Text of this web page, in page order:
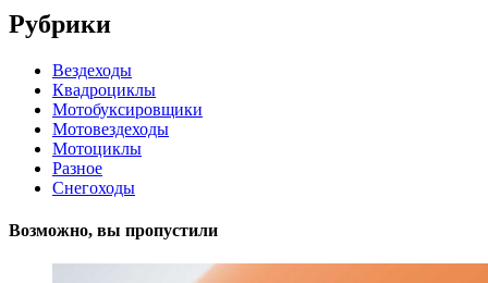
Рубрики
Вездеходы
Квадроциклы
Мотобуксировщики
Мотовездеходы
Мотоциклы
Разное
Снегоходы
Возможно, вы пропустили